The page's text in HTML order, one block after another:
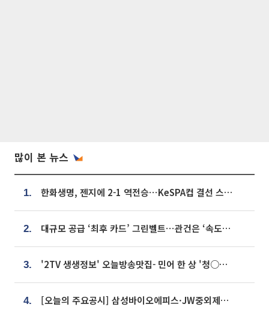
많이 본 뉴스
1. 한화생명, 젠지에 2-1 역전승⋯KeSPA컵 결선 스테이지 2 직행
2. 대규모 공급 ‘최후 카드’ 그린벨트⋯관건은 ‘속도’ [주택공급 승부수의 조건]
3. '2TV 생생정보' 오늘방송맛집- 민어 한 상 '청○○○' vs 전복 한 상 '명○'
4. [오늘의 주요공시] 삼성바이오에피스·JW중외제약·한미반도체·SK바이오사이언스 등